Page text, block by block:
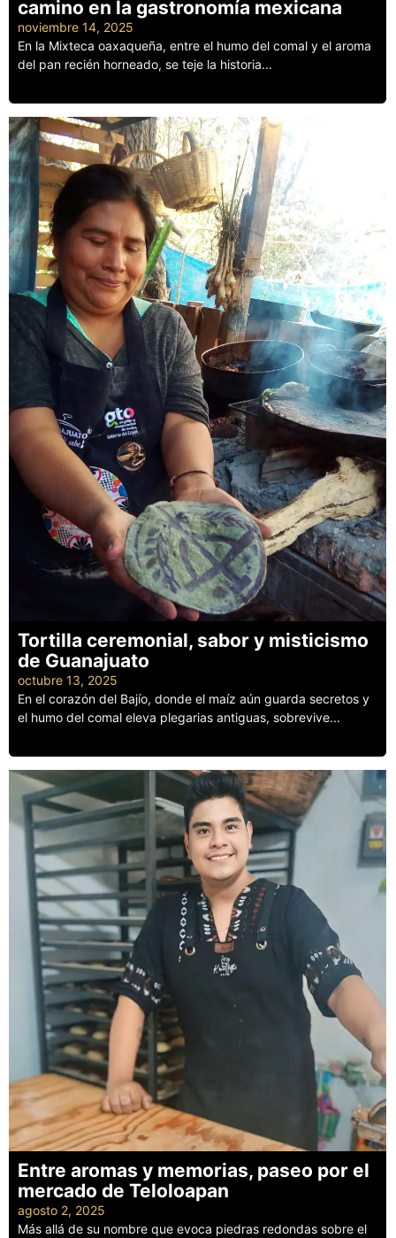
camino en la gastronomía mexicana
noviembre 14, 2025
En la Mixteca oaxaqueña, entre el humo del comal y el aroma
del pan recién horneado, se teje la historia...
Tortilla ceremonial, sabor y misticismo
de Guanajuato
octubre 13, 2025
En el corazón del Bajío, donde el maíz aún guarda secretos y
el humo del comal eleva plegarias antiguas, sobrevive...
Entre aromas y memorias, paseo por el
mercado de Teloloapan
agosto 2, 2025
Más allá de su nombre que evoca piedras redondas sobre el